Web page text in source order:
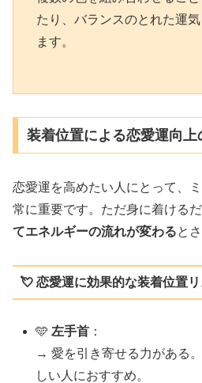
たり、バランスのとれた運
ます。
装着位置による恋愛運向上
恋愛運を高めたい人にとって、
常に重要です。ただ身に着けるだ
てエネルギーの流れが変わると
💘 恋愛運に効果的な装着位置リ
🩵左手首 ：
→ 愛を引き寄せる力がある
しい人におすすめ。